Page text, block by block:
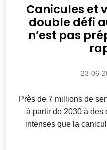
Canicules et
double défi
n’est pas
23-06-
Près de 7 millions de
à partir de 2030 à
intenses que la